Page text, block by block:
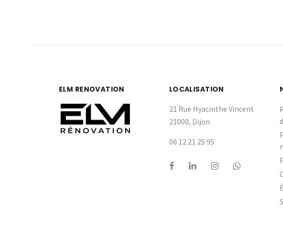
ELM RENOVATION
LOCALISATION
21 Rue Hyacinthe Vincent
21000, Dijon
06 12 21 25 95